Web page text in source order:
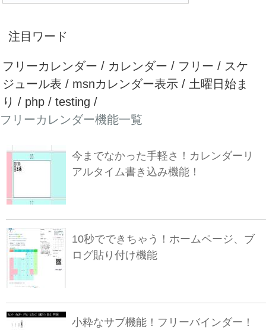
注目ワード
フリーカレンダー / カレンダー / フリー / スケ
ジュール表 / msnカレンダー表示 / 土曜日始ま
り / php / testing /
フリーカレンダー機能一覧
今までなかった手軽さ！カレンダーリ
アルタイム書き込み機能！
10秒でできちゃう！ホームページ、ブ
ログ貼り付け機能
小粋なサブ機能！フリーバインダー！